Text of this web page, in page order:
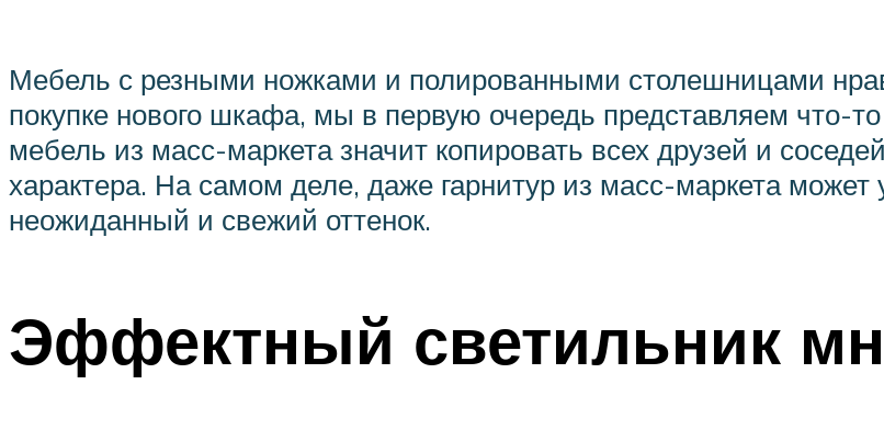
Мебель с резными ножками и полированными столешницами
покупке нового шкафа, мы в первую очередь представляем что-
мебель из масс-маркета значит копировать всех друзей и
характера. На самом деле, даже гарнитур из масс-маркета может
неожиданный и свежий оттенок.
Эффектный светильник